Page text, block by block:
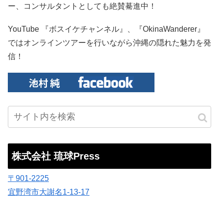
ー、コンサルタントとしても絶賛驀進中！
YouTube 『ボスイケチャンネル』、『OkinaWanderer』
ではオンラインツアーを行いながら沖縄の隠れた魅力を発
信！
株式会社 琉球Press
〒901-2225
宜野湾市大謝名1-13-17